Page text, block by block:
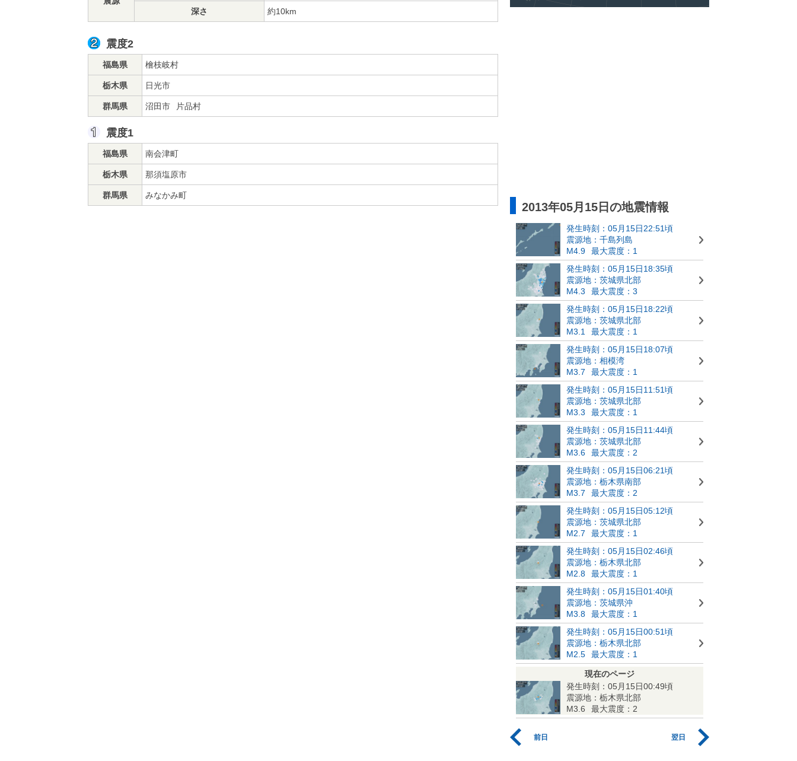
深さ
約10km
震度2
福島県 檜枝岐村
栃木県 日光市
群馬県 沼田市 片品村
震度1
福島県 南会津町
栃木県 那須塩原市
群馬県 みなかみ町
2013年05月15日の地震情報
発生時刻：05月15日22:51頃
震源地：千島列島
M4.9
最大震度：1
発生時刻：05月15日18:35頃
震源地：茨城県北部
M4.3
最大震度：3
発生時刻：05月15日18:22頃
震源地：茨城県北部
M3.1
最大震度：1
発生時刻：05月15日18:07頃
震源地：相模湾
M3.7
最大震度：1
発生時刻：05月15日11:51頃
震源地：茨城県北部
M3.3
最大震度：1
発生時刻：05月15日11:44頃
震源地：茨城県北部
M3.6
最大震度：2
発生時刻：05月15日06:21頃
震源地：栃木県南部
M3.7
最大震度：2
発生時刻：05月15日05:12頃
震源地：茨城県北部
M2.7
最大震度：1
発生時刻：05月15日02:46頃
震源地：栃木県北部
M2.8
最大震度：1
発生時刻：05月15日01:40頃
震源地：茨城県沖
M3.8
最大震度：1
発生時刻：05月15日00:51頃
震源地：栃木県北部
M2.5
最大震度：1
現在のページ
発生時刻：05月15日00:49頃
震源地：栃木県北部
M3.6
最大震度：2
前日 翌日